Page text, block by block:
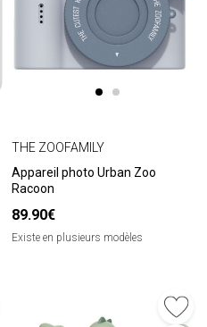
THE ZOOFAMILY
Appareil photo Urban Zoo
Racoon
89.90€
Existe en plusieurs modèles